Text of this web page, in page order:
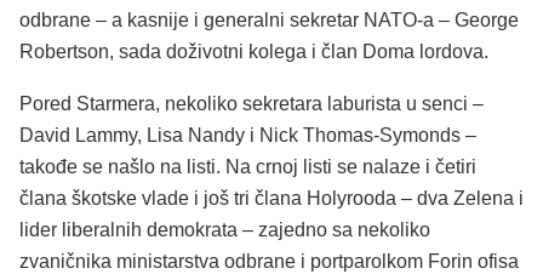
odbrane – a kasnije i generalni sekretar NATO-a – George
Robertson, sada doživotni kolega i član Doma lordova.
Pored Starmera, nekoliko sekretara laburista u senci –
David Lammy, Lisa Nandy i Nick Thomas-Symonds –
takođe se našlo na listi. Na crnoj listi se nalaze i četiri
člana škotske vlade i još tri člana Holyrooda – dva Zelena i
lider liberalnih demokrata – zajedno sa nekoliko
zvaničnika ministarstva odbrane i portparolkom Forin ofisa